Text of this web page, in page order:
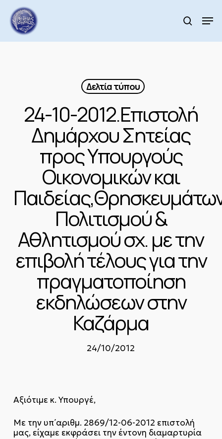
main
content
search
Δελτία τύπου
24-10-2012.Επιστολή
Δημάρχου Σητείας
προς Υπουργούς
Οικονομικών και
Πολιτισμού &
Αθλητισμού σχ. με την
επιβολή τέλους για την
πραγματοποίηση
εκδηλώσεων στην
Καζάρμα
24/10/2012
Αξιότιμε κ. Υπουργέ,
Με την υπ΄αριθμ. 2869/12-06-2012 επιστολή
μας, είχαμε εκφράσει την έντονη διαμαρτυρία
Menu